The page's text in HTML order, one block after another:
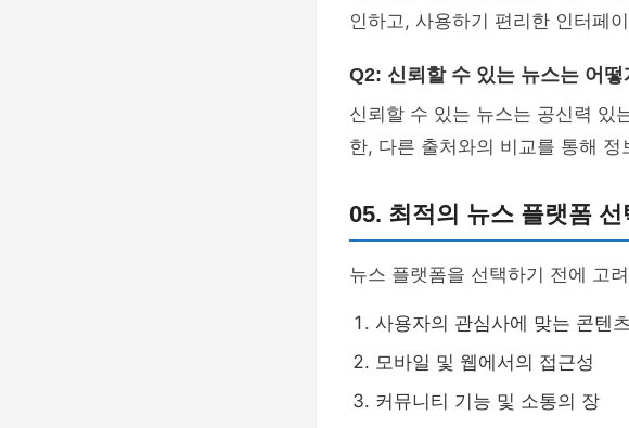
인하고, 사용하기 편리한 인터페
Q2: 신뢰할 수 있는 뉴스는 어떻
신뢰할 수 있는 뉴스는 공신력 있
한, 다른 출처와의 비교를 통해
05. 최적의 뉴스 플랫폼
뉴스 플랫폼을 선택하기 전에 고
사용자의 관심사에 맞는 콘텐
모바일 및 웹에서의 접근성
커뮤니티 기능 및 소통의 장